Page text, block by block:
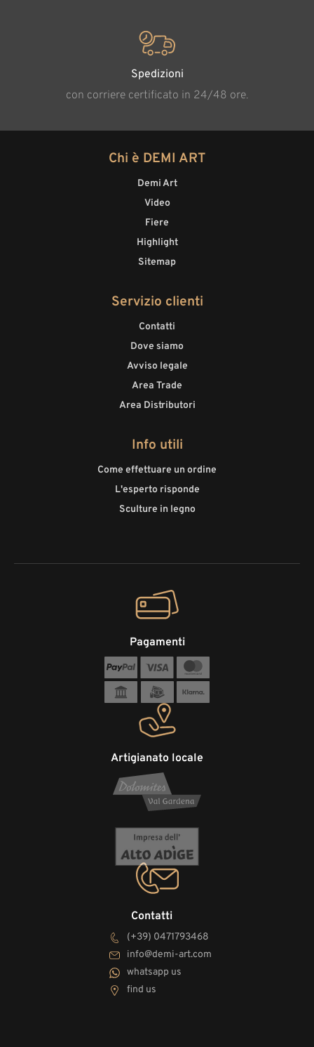
Spedizioni
con corriere certificato in 24/48 ore.
Chi è DEMI ART
Demi Art
Video
Fiere
Highlight
Sitemap
Servizio clienti
Contatti
Dove siamo
Avviso legale
Area Trade
Area Distributori
Info utili
Come effettuare un ordine
L'esperto risponde
Sculture in legno
Contatti
(+39) 0471793468
info@demi-art.com
whatsapp us
find us
Artigianato locale
Pagamenti